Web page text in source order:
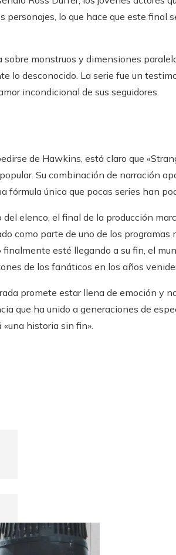
personajes, lo que hace que este final
monstruos y dimensiones
lo desconocido. La serie fue un
incondicional de sus seguidores.
de Hawkins, está claro que
Su combinación de narración
única que pocas series han
elenco, el final de la producción
como parte de uno de los programas
esté llegando a su fin, el
de los fanáticos en los años
promete estar llena de emoción y
que ha unido a generaciones de
historia sin fin».